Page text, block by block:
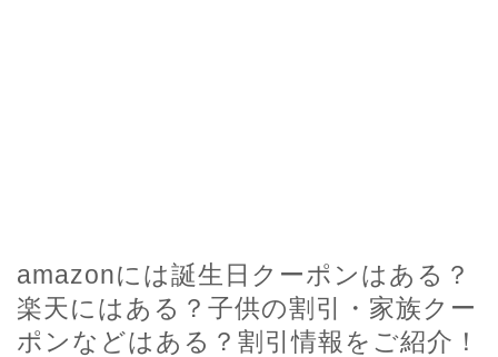
amazonには誕生日クーポンはある？
楽天にはある？子供の割引・家族クー
ポンなどはある？割引情報をご紹介！